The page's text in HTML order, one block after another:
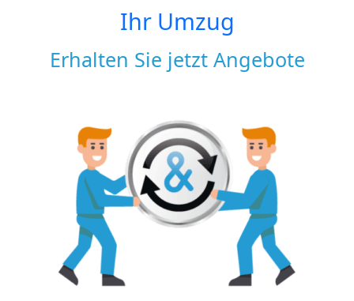
Ihr Umzug
Erhalten Sie jetzt Angebote